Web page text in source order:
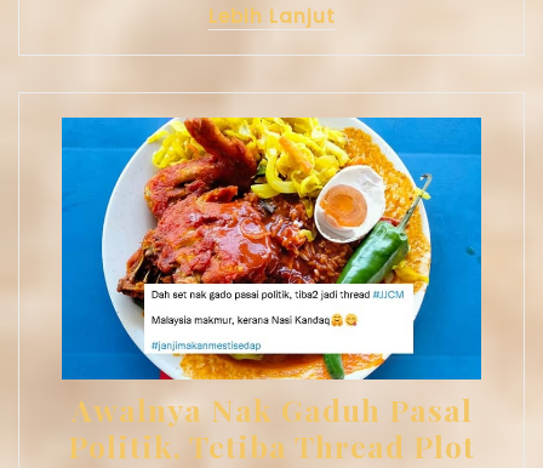
Lebih Lanjut
Awalnya Nak Gaduh Pasal
Politik, Tetiba Thread Plot